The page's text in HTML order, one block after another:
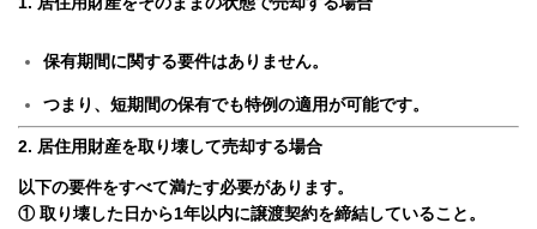
保有期間に関する要件はありません。
つまり、短期間の保有でも特例の適用が可能です。
2. 居住用財産を取り壊して売却する場合
以下の要件をすべて満たす必要があります。
① 取り壊した日から1年以内に譲渡契約を締結していること。